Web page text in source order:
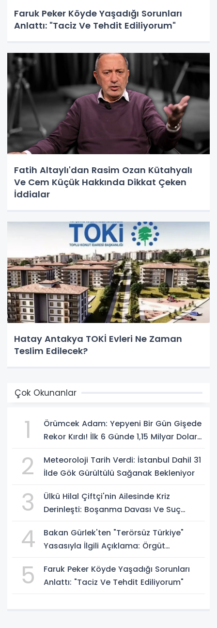
Faruk Peker Köyde Yaşadığı Sorunları
Anlattı: "Taciz Ve Tehdit Ediliyorum"
Fatih Altaylı'dan Rasim Ozan Kütahyalı
Ve Cem Küçük Hakkında Dikkat Çeken
İddialar
Hatay Antakya TOKİ Evleri Ne Zaman
Teslim Edilecek?
Çok Okunanlar
1
Örümcek Adam: Yepyeni Bir Gün Gişede
Rekor Kırdı! İlk 6 Günde 1,15 Milyar Dolar
2
Meteoroloji Tarih Verdi: İstanbul Dahil 31
İlde Gök Gürültülü Sağanak Bekleniyor
3
Ülkü Hilal Çiftçi'nin Ailesinde Kriz
Derinleşti: Boşanma Davası Ve Suç
4
Bakan Gürlek'ten "Terörsüz Türkiye"
Yasasıyla İlgili Açıklama: Örgüt
Yürürlüğe Girmeyecek
5
Faruk Peker Köyde Yaşadığı Sorunları
Anlattı: "Taciz Ve Tehdit Ediliyorum"